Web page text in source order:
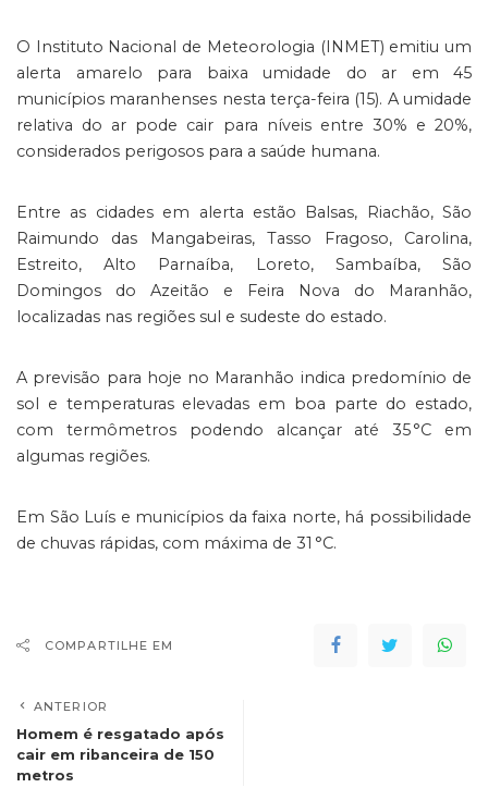
O Instituto Nacional de Meteorologia (INMET) emitiu um
alerta amarelo para baixa umidade do ar em 45
municípios maranhenses nesta terça-feira (15). A umidade
relativa do ar pode cair para níveis entre 30% e 20%,
considerados perigosos para a saúde humana.
Entre as cidades em alerta estão Balsas, Riachão, São
Raimundo das Mangabeiras, Tasso Fragoso, Carolina,
Estreito, Alto Parnaíba, Loreto, Sambaíba, São
Domingos do Azeitão e Feira Nova do Maranhão,
localizadas nas regiões sul e sudeste do estado.
A previsão para hoje no Maranhão indica predomínio de
sol e temperaturas elevadas em boa parte do estado,
com termômetros podendo alcançar até 35 °C em
algumas regiões.
Em São Luís e municípios da faixa norte, há possibilidade
de chuvas rápidas, com máxima de 31 °C.
COMPARTILHE EM
ANTERIOR
Homem é resgatado após
cair em ribanceira de 150
metros